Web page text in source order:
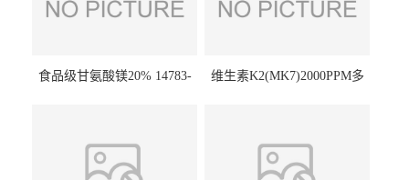
食品级甘氨酸镁20% 14783-
维生素K2(MK7)2000PPM多